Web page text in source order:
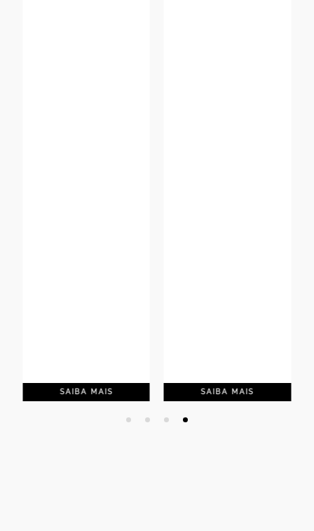
SAIBA MAIS SAIBA MAIS